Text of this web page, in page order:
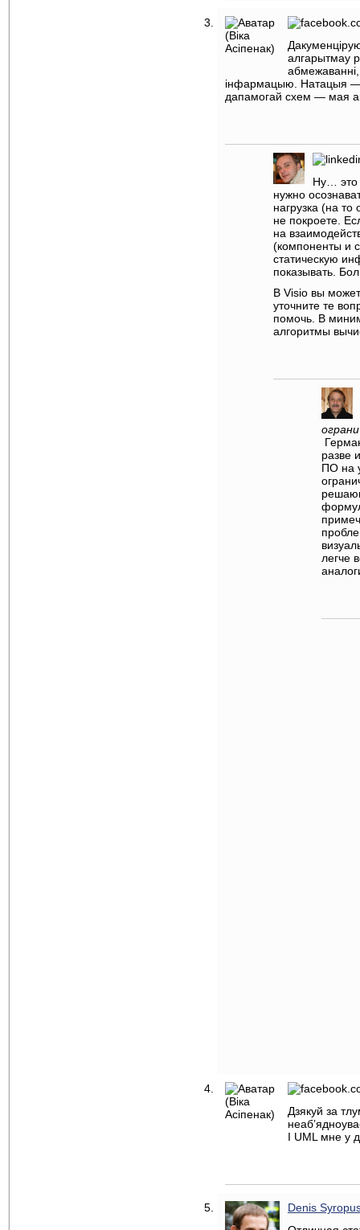
алгарытмау
iнфармацыю. Натацыя —
дапамогай схем — мая
Ну… это
нужно
нагрузка (на
не покроете.
на
(компоненты и
статическую
показывать.
В Visio вы
уточните те
помочь. В
алгоритмы
разве
ПО на
легче
Дзякуй за
I UML мне у
Denis